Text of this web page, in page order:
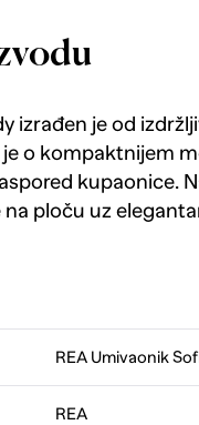
izrađen je od
je o kompaktnijem
kupaonice.
ploču uz
REA Umivaonik
REA